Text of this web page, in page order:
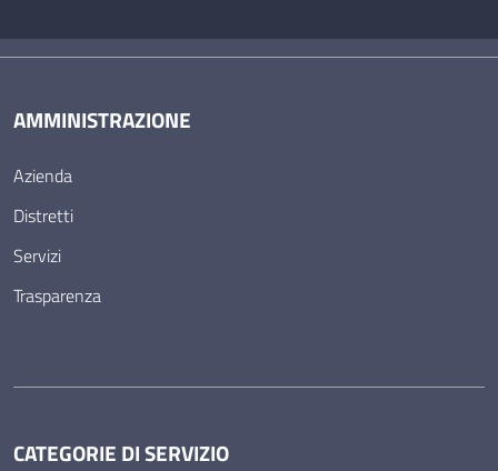
AMMINISTRAZIONE
Azienda
Distretti
Servizi
Trasparenza
CATEGORIE DI SERVIZIO